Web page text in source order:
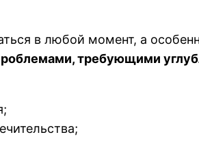
в любой момент, а
требующими